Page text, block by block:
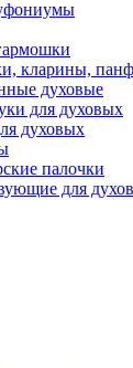
кларины,
духовые
для духовых
духовых
палочки
для